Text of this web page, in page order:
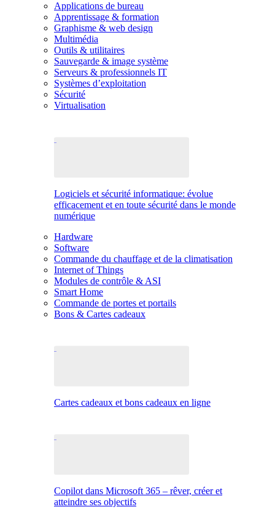
Applications de bureau
Apprentissage & formation
Graphisme & web design
Multimédia
Outils & utilitaires
Sauvegarde & image système
Serveurs & professionnels IT
Systèmes d’exploitation
Sécurité
Virtualisation
Logiciels et sécurité informatique: évolue
efficacement et en toute sécurité dans le monde
numérique
Hardware
Software
Commande du chauffage et de la climatisation
Internet of Things
Modules de contrôle & ASI
Smart Home
Commande de portes et portails
Bons & Cartes cadeaux
Cartes cadeaux et bons cadeaux en ligne
Copilot dans Microsoft 365 – rêver, créer et
atteindre ses objectifs